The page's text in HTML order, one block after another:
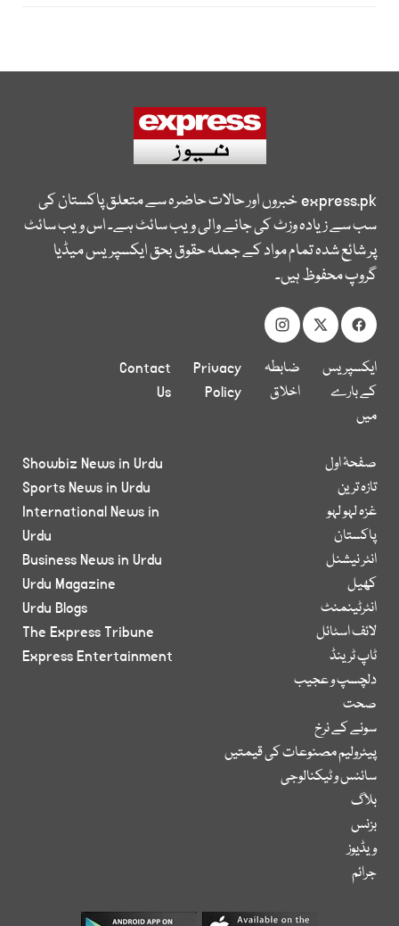
express.pkخبروں اور حالات حاضرہ سے متعلق پاکستان کی
سب سے زیادہ وزٹ کی جانے والی ویب سائٹ ہے۔ اس ویب سائٹ
پر شائع شدہ تمام مواد کے جملہ حقوق بحق ایکسپریس میڈیا
گروپ محفوظ ہیں۔
ایکسپریس
کے بارے
میں
ضابطہ
اخلاق
Privacy
Policy
Contact
Us
صفحۂ اول
تازہ ترین
غزہ لہو لہو
پاکستان
انٹر نیشنل
کھیل
انٹرٹینمنٹ
لائف اسٹائل
ٹاپ ٹرینڈ
دلچسپ و عجیب
صحت
سونے کے نرخ
پیٹرولیم مصنوعات کی قیمتیں
سائنس و ٹیکنالوجی
بلاگ
بزنس
ویڈیوز
جرائم
Showbiz News in Urdu
Sports News in Urdu
International News in
Urdu
Business News in Urdu
Urdu Magazine
Urdu Blogs
The Express Tribune
Express Entertainment